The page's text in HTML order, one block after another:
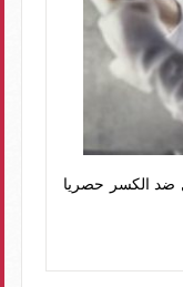
ضد الكسر حصريا